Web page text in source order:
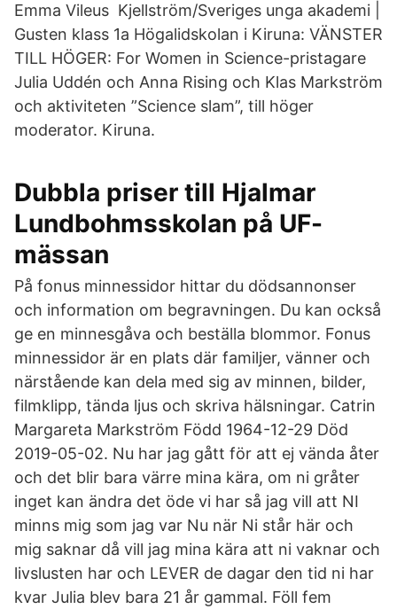
Emma Vileus Kjellström/Sveriges unga akademi |
Gusten klass 1a Högalidskolan i Kiruna: VÄNSTER
TILL HÖGER: For Women in Science-pristagare
Julia Uddén och Anna Rising och Klas Markström
och aktiviteten ”Science slam”, till höger
moderator. Kiruna.
Dubbla priser till Hjalmar
Lundbohmsskolan på UF-
mässan
På fonus minnessidor hittar du dödsannonser
och information om begravningen. Du kan också
ge en minnesgåva och beställa blommor. Fonus
minnessidor är en plats där familjer, vänner och
närstående kan dela med sig av minnen, bilder,
filmklipp, tända ljus och skriva hälsningar. Catrin
Margareta Markström Född 1964-12-29 Död
2019-05-02. Nu har jag gått för att ej vända åter
och det blir bara värre mina kära, om ni gråter
inget kan ändra det öde vi har så jag vill att NI
minns mig som jag var Nu när Ni står här och
mig saknar då vill jag mina kära att ni vaknar och
livslusten har och LEVER de dagar den tid ni har
kvar Julia blev bara 21 år gammal. Föll fem